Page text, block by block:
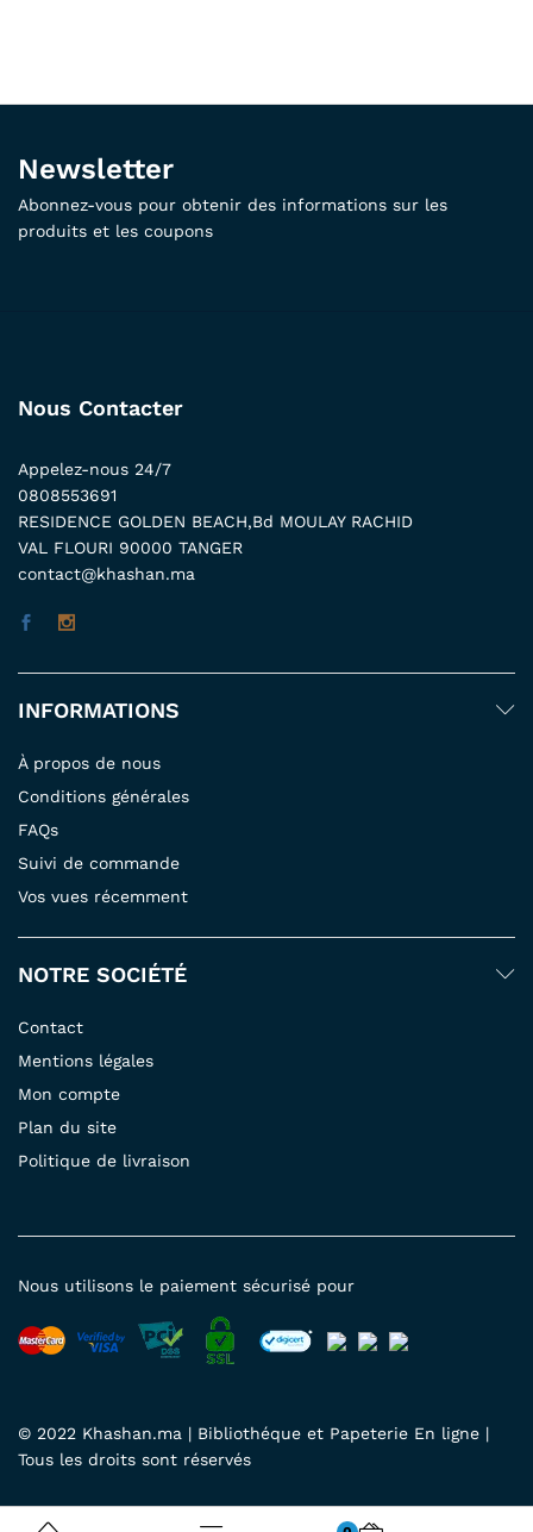
Newsletter
Abonnez-vous pour obtenir des informations sur les
produits et les coupons
Nous Contacter
Appelez-nous 24/7
0808553691
RESIDENCE GOLDEN BEACH,Bd MOULAY RACHID
VAL FLOURI 90000 TANGER
contact@khashan.ma
INFORMATIONS
À propos de nous
Conditions générales
FAQs
Suivi de commande
Vos vues récemment
NOTRE SOCIÉTÉ
Contact
Mentions légales
Mon compte
Plan du site
Politique de livraison
© 2022 Khashan.ma | Bibliothéque et Papeterie En ligne |
Tous les droits sont réservés
Nous utilisons le paiement sécurisé pour